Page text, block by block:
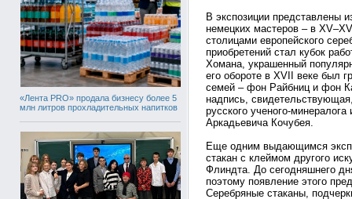
«Лента PRO» продала бизнесу более 5
млн литров прохладительных напитков
В экспозиции представлены
немецких мастеров – в
столицами европейского
приобретений стал кубок
Хомана, украшенный
его обороте в XVII веке был
семей – фон Райбниц и фон
надпись,
русского ученого-
Аркадьевича Кочубея.
Еще одним выдающимся
стакан с клеймом другого
Флиндта. До сегодняшнего
поэтому появление этого
Серебряные стаканы,